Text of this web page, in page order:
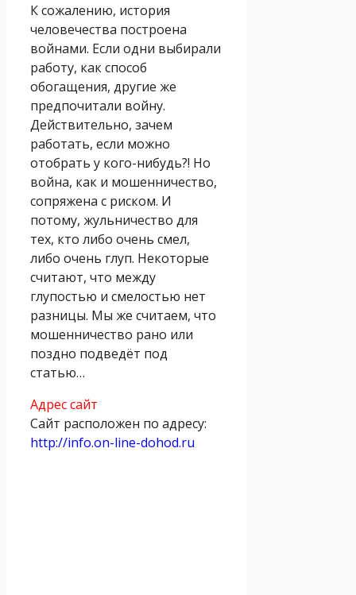
К сожалению, история
человечества построена
войнами. Если одни выбирали
работу, как способ
обогащения, другие же
предпочитали войну.
Действительно, зачем
работать, если можно
отобрать у кого-нибудь?! Но
война, как и мошенничество,
сопряжена с риском. И
потому, жульничество для
тех, кто либо очень смел,
либо очень глуп. Некоторые
считают, что между
глупостью и смелостью нет
разницы. Мы же считаем, что
мошенничество рано или
поздно подведёт под
статью…
Адрес сайт
Сайт расположен по адресу:
http://info.on-line-dohod.ru